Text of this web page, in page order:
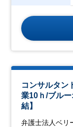
コンサルタン
業10ｈ/ブル
結】
弁護士法人ベリ